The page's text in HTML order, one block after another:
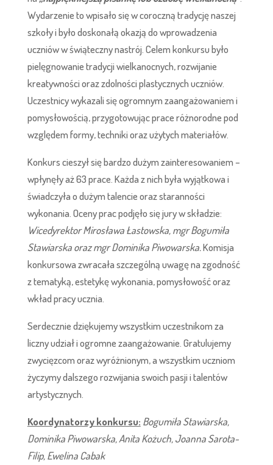
Wydarzenie to wpisało się w coroczną tradycję naszej
szkoły i było doskonałą okazją do wprowadzenia
uczniów w świąteczny nastrój. Celem konkursu było
pielęgnowanie tradycji wielkanocnych, rozwijanie
kreatywności oraz zdolności plastycznych uczniów.
Uczestnicy wykazali się ogromnym zaangażowaniem i
pomysłowością, przygotowując prace różnorodne pod
względem formy, techniki oraz użytych materiałów.
Konkurs cieszył się bardzo dużym zainteresowaniem –
wpłynęły aż 63 prace. Każda z nich była wyjątkowa i
świadczyła o dużym talencie oraz staranności
wykonania. Oceny prac podjęło się jury w składzie:
Wicedyrektor Mirosława Łastowska, mgr Bogumiła
Stawiarska oraz mgr Dominika Piwowarska.Komisja
konkursowa zwracała szczególną uwagę na zgodność
z tematyką, estetykę wykonania, pomysłowość oraz
wkład pracy ucznia.
Serdecznie dziękujemy wszystkim uczestnikom za
liczny udział i ogromne zaangażowanie. Gratulujemy
zwycięzcom oraz wyróżnionym, a wszystkim uczniom
życzymy dalszego rozwijania swoich pasji i talentów
artystycznych.
Koordynatorzy konkursu: Bogumiła Stawiarska,
Dominika Piwowarska, Anita Kożuch, Joanna Sarota-
Filip, Ewelina Cabak